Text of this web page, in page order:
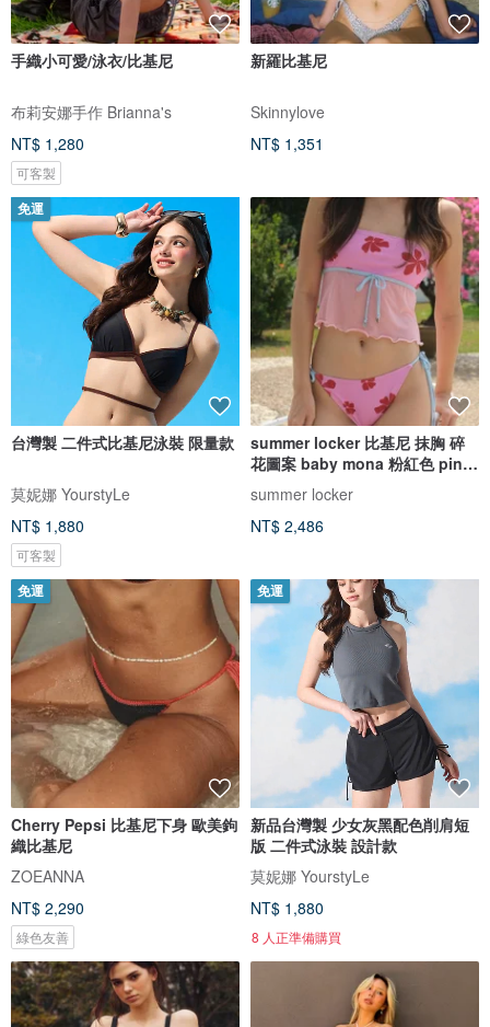
手織小可愛/泳衣/比基尼
布莉安娜手作 Brianna's
NT$ 1,280
可客製
新羅比基尼
Skinnylove
NT$ 1,351
免運
台灣製 二件式比基尼泳裝 限量款
莫妮娜 YourstyLe
NT$ 1,880
可客製
summer locker 比基尼 抹胸 碎
花圖案 baby mona 粉紅色 pink
summer locker
NT$ 2,486
免運
Cherry Pepsi 比基尼下身 歐美鉤
織比基尼
ZOEANNA
NT$ 2,290
綠色友善
免運
新品台灣製 少女灰黑配色削肩短
版 二件式泳裝 設計款
莫妮娜 YourstyLe
NT$ 1,880
8 人正準備購買